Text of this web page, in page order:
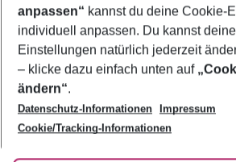
Footer
Footer navigation
Über uns
AGB
Bestpreisgarantie
Cookie-Einstellungen ändern
Cookie-Richtlinie
Agenturbetreuung
Barrierefreies Reisen
Folge uns
anpassen“ kannst du deine Cookie-
individuell anpassen. Du kannst
Einstellungen natürlich jederzeit
– klicke dazu einfach unten auf
ändern“.
Datenschutz-Informationen
Impressum
Cookie/Tracking-Informationen